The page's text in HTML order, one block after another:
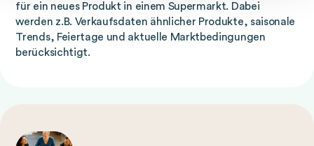
für ein neues Produkt in einem Supermarkt. Dabei
werden z.B. Verkaufsdaten ähnlicher Produkte, saisonale
Trends, Feiertage und aktuelle Marktbedingungen
berücksichtigt.